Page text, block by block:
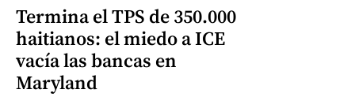
Termina el TPS de 350.000
haitianos: el miedo a ICE
vacía las bancas en
Maryland